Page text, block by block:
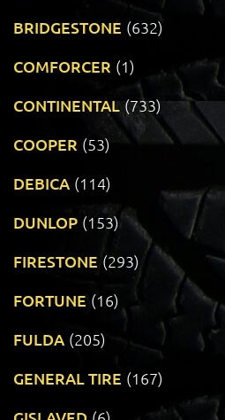
BRIDGESTONE (632)
COMFORCER (1)
CONTINENTAL (733)
COOPER (53)
DEBICA (114)
DUNLOP (153)
FIRESTONE (293)
FORTUNE (16)
FULDA (205)
GENERAL TIRE (167)